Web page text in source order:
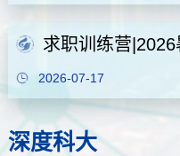
求职训练营
2026-07-17
深度科大